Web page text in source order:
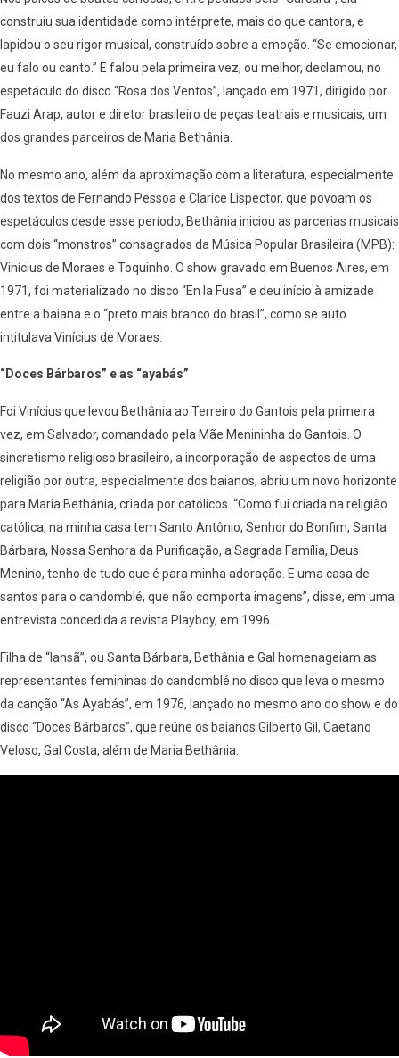
construiu sua identidade como intérprete, mais do que cantora, e
lapidou o seu rigor musical, construído sobre a emoção. “Se emocionar,
eu falo ou canto.” E falou pela primeira vez, ou melhor, declamou, no
espetáculo do disco “Rosa dos Ventos”, lançado em 1971, dirigido por
Fauzi Arap, autor e diretor brasileiro de peças teatrais e musicais, um
dos grandes parceiros de Maria Bethânia.
No mesmo ano, além da aproximação com a literatura, especialmente
dos textos de Fernando Pessoa e Clarice Lispector, que povoam os
espetáculos desde esse período, Bethânia iniciou as parcerias musicais
com dois “monstros” consagrados da Música Popular Brasileira (MPB):
Vinícius de Moraes e Toquinho. O show gravado em Buenos Aires, em
1971, foi materializado no disco “En la Fusa” e deu início à amizade
entre a baiana e o “preto mais branco do brasil”, como se auto
intitulava Vinícius de Moraes.
“Doces Bárbaros” e as “ayabás”
Foi Vinícius que levou Bethânia ao Terreiro do Gantois pela primeira
vez, em Salvador, comandado pela Mãe Menininha do Gantois. O
sincretismo religioso brasileiro, a incorporação de aspectos de uma
religião por outra, especialmente dos baianos, abriu um novo horizonte
para Maria Bethânia, criada por católicos. “Como fui criada na religião
católica, na minha casa tem Santo Antônio, Senhor do Bonfim, Santa
Bárbara, Nossa Senhora da Purificação, a Sagrada Família, Deus
Menino, tenho de tudo que é para minha adoração. E uma casa de
santos para o candomblé, que não comporta imagens”, disse, em uma
entrevista concedida a revista Playboy, em 1996.
Filha de “Iansã”, ou Santa Bárbara, Bethânia e Gal homenageiam as
representantes femininas do candomblé no disco que leva o mesmo
da canção “As Ayabás”, em 1976, lançado no mesmo ano do show e do
disco “Doces Bárbaros”, que reúne os baianos Gilberto Gil, Caetano
Veloso, Gal Costa, além de Maria Bethânia.